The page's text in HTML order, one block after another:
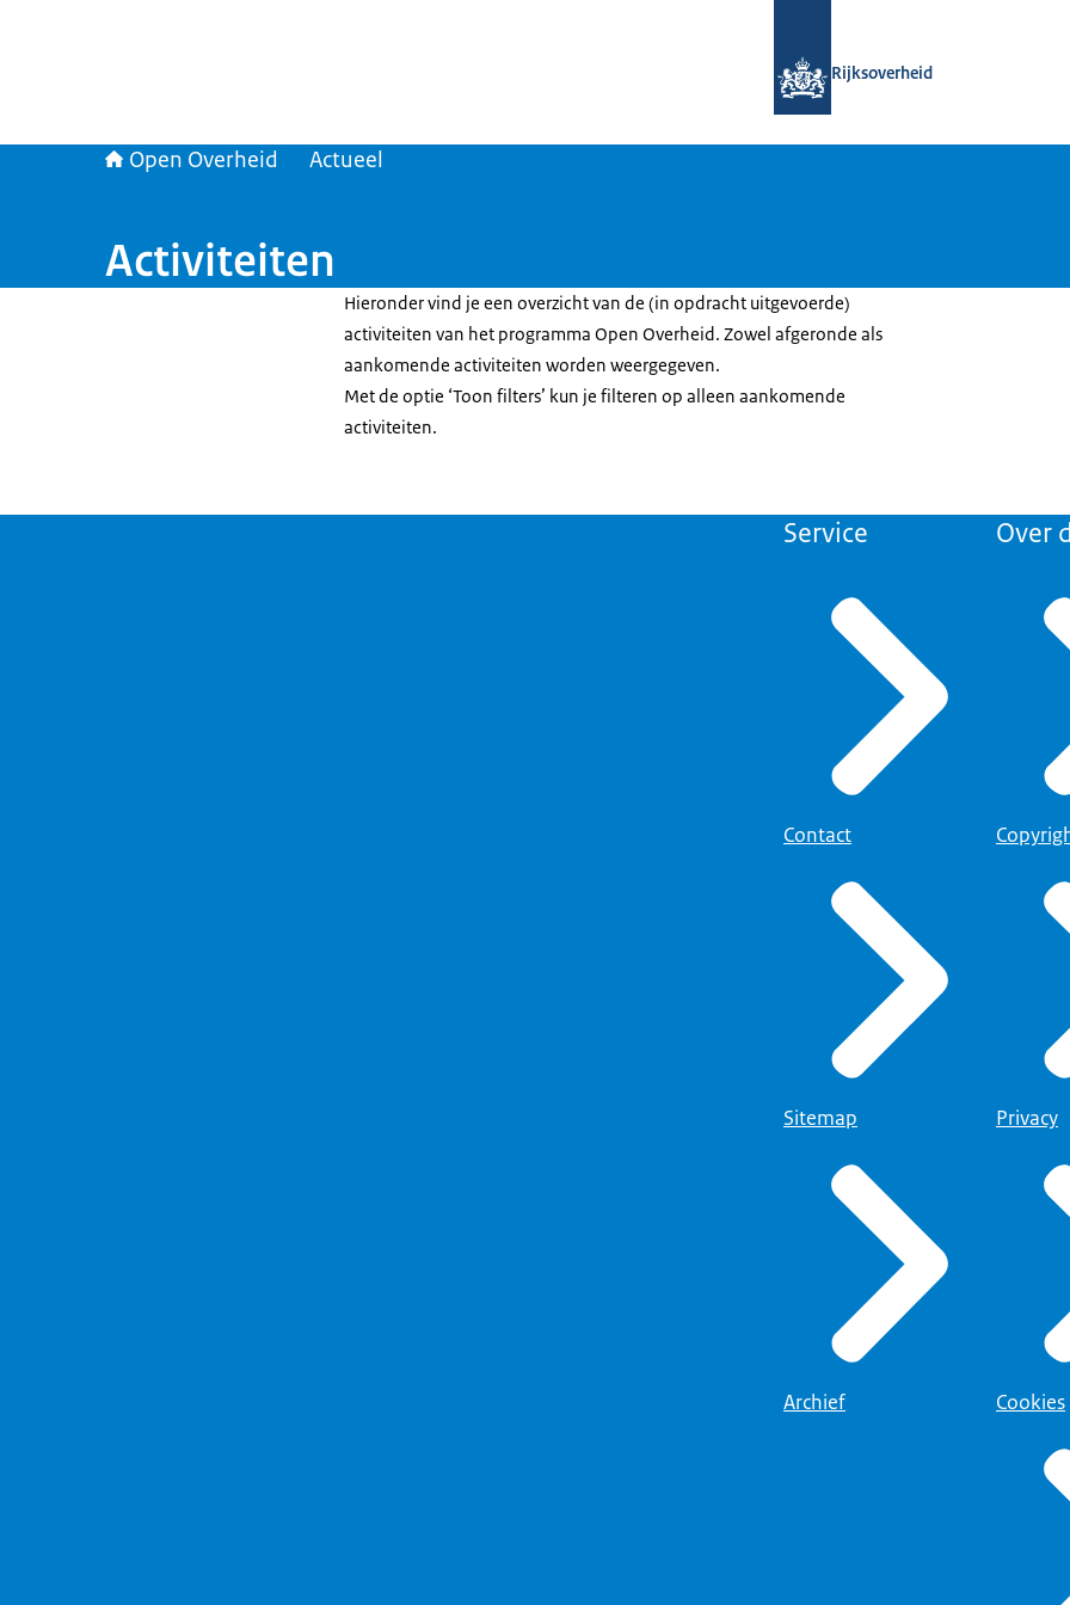
Rijksoverheid
Open Overheid Actueel
Activiteiten
Hieronder vind je een overzicht van de (in opdracht uitgevoerde)
activiteiten van het programma Open Overheid. Zowel afgeronde als
aankomende activiteiten worden weergegeven.
Met de optie ‘Toon filters’ kun je filteren op alleen aankomende
activiteiten.
Service
Contact
Sitemap
Archief
Over
Privacy
Cookies